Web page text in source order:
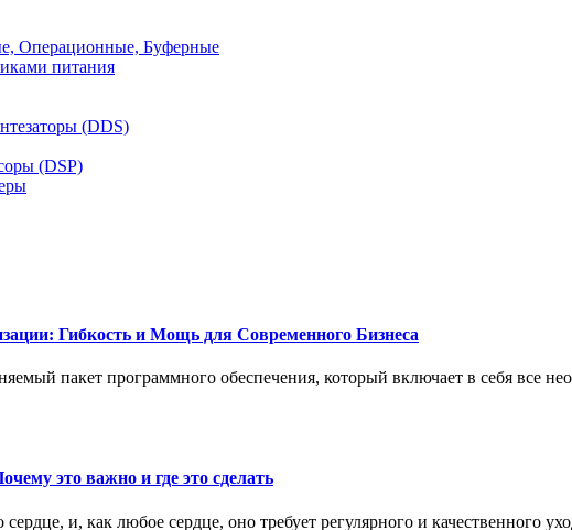
Операционные, Буферные
питания
(DDS)
(DSP)
Гибкость и Мощь для Современного Бизнеса
пакет программного обеспечения, который включает в себя все
это важно и где это сделать
и, как любое сердце, оно требует регулярного и качественного